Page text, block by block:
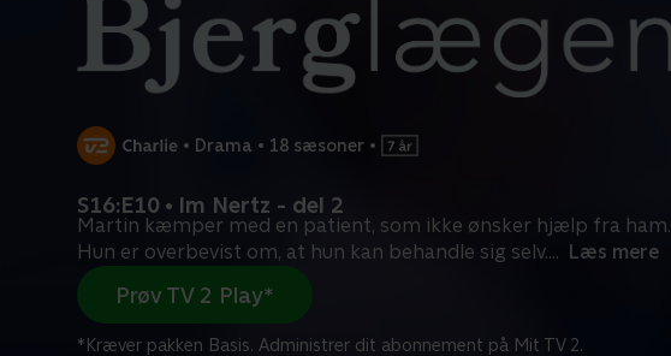
• Drama • 18 sæsoner •
S16:E10 • Im Nertz - del 2
Martin kæmper med en patient, som ikke ønsker hjælp fra ham.
Hun er overbevist om, at hun kan behandle sig selv.... Læs mere
Prøv TV 2 Play*
*Kræver pakken Basis. Administrer dit abonnement på Mit TV 2.